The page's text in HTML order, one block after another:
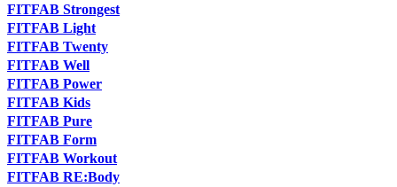
FITFAB Strongest
FITFAB Light
FITFAB Twenty
FITFAB Well
FITFAB Power
FITFAB Kids
FITFAB Pure
FITFAB Form
FITFAB Workout
FITFAB RE:Body